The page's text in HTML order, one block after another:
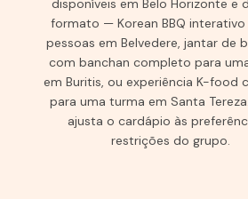
disponíveis em Belo Horizonte e
formato — Korean BBQ interativo
pessoas em Belvedere, jantar de
com banchan completo para
em Buritis, ou experiência K-food
para uma turma em Santa
ajusta o cardápio às
restrições do grupo.